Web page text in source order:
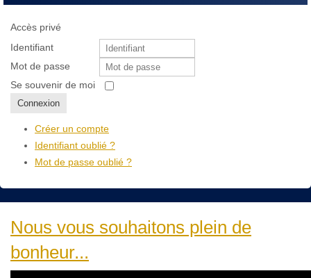
Accès privé
Identifiant
Mot de passe
Se souvenir de moi
Connexion
Créer un compte
Identifiant oublié ?
Mot de passe oublié ?
Nous vous souhaitons plein de
bonheur...